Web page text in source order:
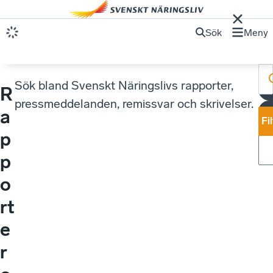
Sök Meny
R
a
p
p
o
rt
e
r
Sök bland Svenskt Näringslivs rapporter,
pressmeddelanden, remissvar och skrivelser.